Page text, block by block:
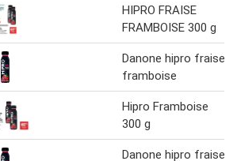
HIPRO FRAISE
FRAMBOISE 300 g
Danone hipro fraise
framboise
Hipro Framboise
300 g
Danone hipro fraise